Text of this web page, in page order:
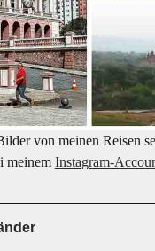
von meinen Reisen
meinem Instagram-